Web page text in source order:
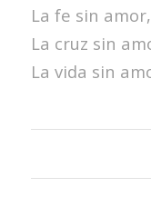
La fe sin
La cruz sin
La vida sin